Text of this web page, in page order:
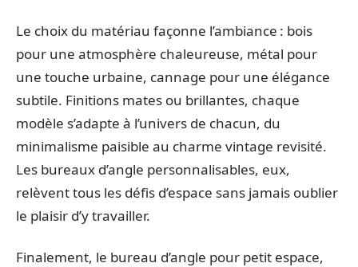
Le choix du matériau façonne l’ambiance : bois
pour une atmosphère chaleureuse, métal pour
une touche urbaine, cannage pour une élégance
subtile. Finitions mates ou brillantes, chaque
modèle s’adapte à l’univers de chacun, du
minimalisme paisible au charme vintage revisité.
Les bureaux d’angle personnalisables, eux,
relèvent tous les défis d’espace sans jamais oublier
le plaisir d’y travailler.
Finalement, le bureau d’angle pour petit espace,